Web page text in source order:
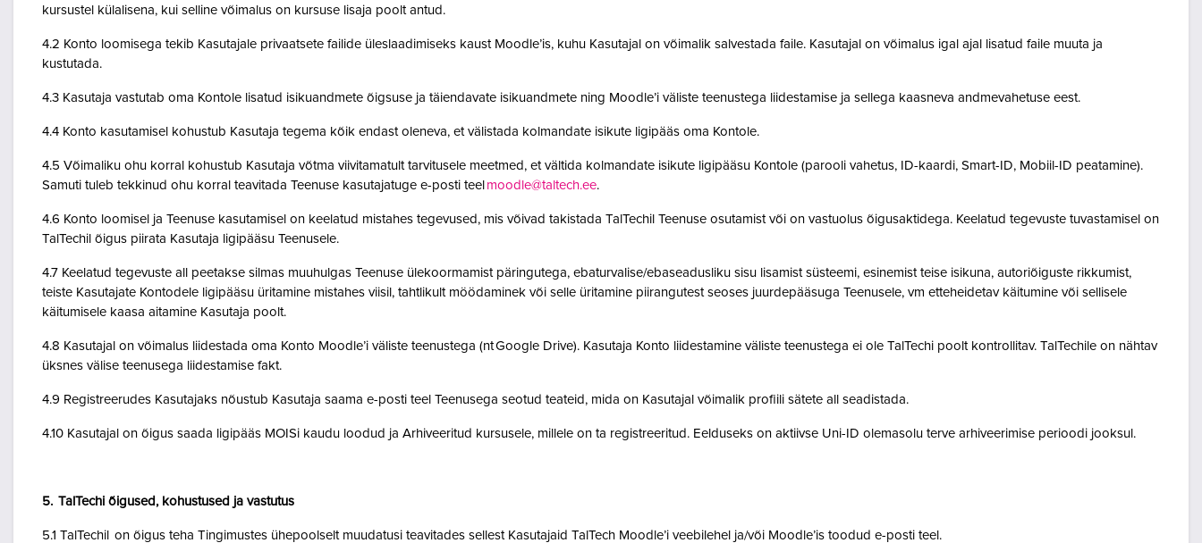
kursustel külalisena, kui selline võimalus on kursuse lisaja poolt antud.
4.2 Konto loomisega tekib Kasutajale privaatsete failide üleslaadimiseks kaust Moodle’is, kuhu Kasutajal on võimalik salvestada faile. Kasutajal on võimalus igal ajal lisatud faile muuta ja
kustutada.
4.3 Kasutaja vastutab oma Kontole lisatud isikuandmete õigsuse ja täiendavate isikuandmete ning Moodle’i väliste teenustega liidestamise ja sellega kaasneva andmevahetuse eest.
4.4 Konto kasutamisel kohustub Kasutaja tegema kõik endast oleneva, et välistada kolmandate isikute ligipääs oma Kontole.
4.5 Võimaliku ohu korral kohustub Kasutaja võtma viivitamatult tarvitusele meetmed, et vältida kolmandate isikute ligipääsu Kontole (parooli vahetus, ID-kaardi, Smart-ID, Mobiil-ID peatamine).
Samuti tuleb tekkinud ohu korral teavitada Teenuse kasutajatuge e-posti teel moodle@taltech.ee.
4.6 Konto loomisel ja Teenuse kasutamisel on keelatud mistahes tegevused, mis võivad takistada TalTechil Teenuse osutamist või on vastuolus õigusaktidega. Keelatud tegevuste tuvastamisel on
TalTechil õigus piirata Kasutaja ligipääsu Teenusele.
4.7 Keelatud tegevuste all peetakse silmas muuhulgas Teenuse ülekoormamist päringutega, ebaturvalise/ebaseadusliku sisu lisamist süsteemi, esinemist teise isikuna, autoriõiguste rikkumist,
teiste Kasutajate Kontodele ligipääsu üritamine mistahes viisil, tahtlikult möödaminek või selle üritamine piirangutest seoses juurdepääsuga Teenusele, vm etteheidetav käitumine või sellisele
käitumisele kaasa aitamine Kasutaja poolt.
4.8 Kasutajal on võimalus liidestada oma Konto Moodle’i väliste teenustega (nt Google Drive). Kasutaja Konto liidestamine väliste teenustega ei ole TalTechi poolt kontrollitav. TalTechile on nähtav
üksnes välise teenusega liidestamise fakt.
4.9 Registreerudes Kasutajaks nõustub Kasutaja saama e-posti teel Teenusega seotud teateid, mida on Kasutajal võimalik profiili sätete all seadistada.
4.10 Kasutajal on õigus saada ligipääs MOISi kaudu loodud ja Arhiveeritud kursusele, millele on ta registreeritud. Eelduseks on aktiivse Uni-ID olemasolu terve arhiveerimise perioodi jooksul.
5. TalTechi õigused, kohustused ja vastutus
5.1 TalTechil on õigus teha Tingimustes ühepoolselt muudatusi teavitades sellest Kasutajaid TalTech Moodle’i veebilehel ja/või Moodle’is toodud e-posti teel.